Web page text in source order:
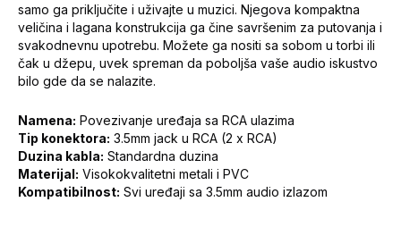
samo ga priključite i uživajte u muzici. Njegova kompaktna
veličina i lagana konstrukcija ga čine savršenim za putovanja i
svakodnevnu upotrebu. Možete ga nositi sa sobom u torbi ili
čak u džepu, uvek spreman da poboljša vaše audio iskustvo
bilo gde da se nalazite.
Namena: Povezivanje uređaja sa RCA ulazima
Tip konektora: 3.5mm jack u RCA (2 x RCA)
Duzina kabla: Standardna duzina
Materijal: Visokokvalitetni metali i PVC
Kompatibilnost: Svi uređaji sa 3.5mm audio izlazom